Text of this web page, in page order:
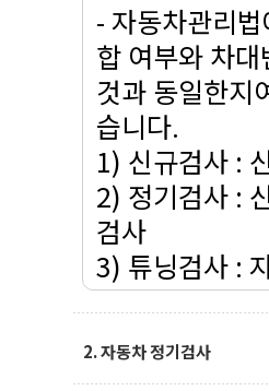
- 자동차관리
합 여부와 차
것과 동일한지
습니다.
1) 신규검사 :
2) 정기검사 :
검사
3) 튜닝검사 :
사
4) 임시검사 :
적으로 실시하
2. 자동차 정기검사